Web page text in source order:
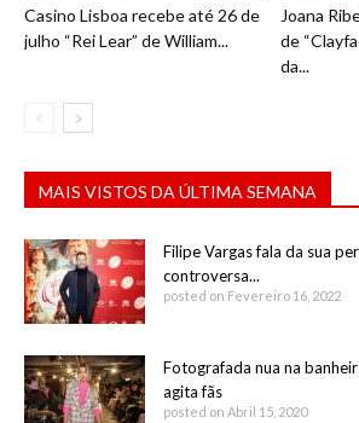
Casino Lisboa recebe até 26 de
julho “Rei Lear” de William...
Joana
de
da...
MAIS VISTOS DA ÚLTIMA SEMANA
Filipe Vargas fala da sua
controversa...
posted on Fevereiro 16, 2022
Fotografada nua na
agita fãs
posted on Abril 15, 2020